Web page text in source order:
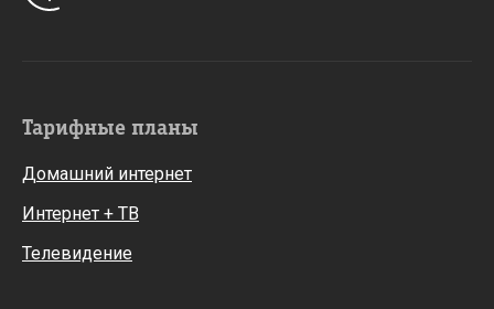
Тарифные планы
Домашний интернет
Интернет + ТВ
Телевидение